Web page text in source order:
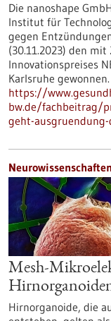
Die nanoshape
Institut für
gegen
(30.11.2023) den
Innovationspreises
Karlsruhe gewonnen.
https://
bw.de/fachbeitrag/
geht-
Mesh-
Hirnorganoide, die